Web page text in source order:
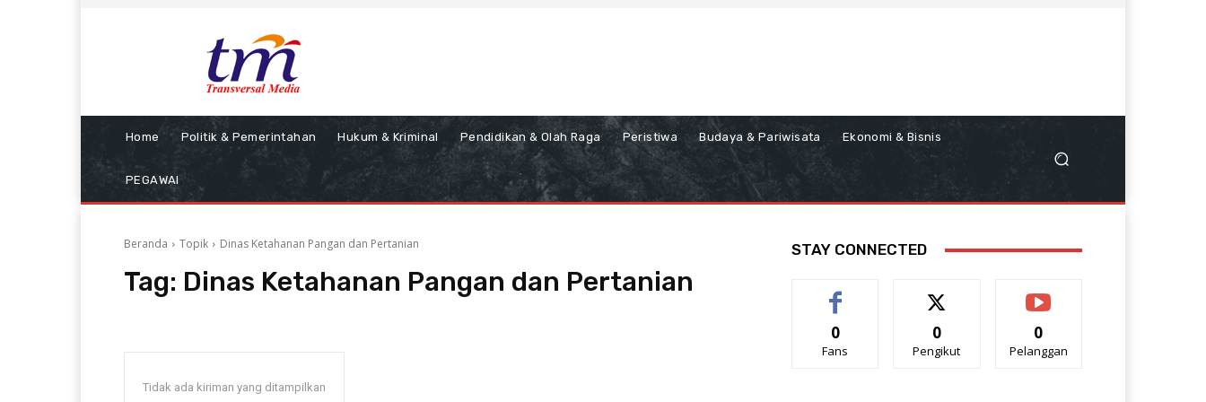
Home Politik & Pemerintahan Hukum & Kriminal Pendidikan & Olah Raga Peristiwa Budaya & Pariwisata Ekonomi & Bisnis
PEGAWAI
Beranda Topik Dinas Ketahanan Pangan dan Pertanian
Tag: Dinas Ketahanan Pangan dan Pertanian
Tidak ada kiriman yang ditampilkan
STAY CONNECTED
0
Fans
0
Pengikut
0
Pelanggan